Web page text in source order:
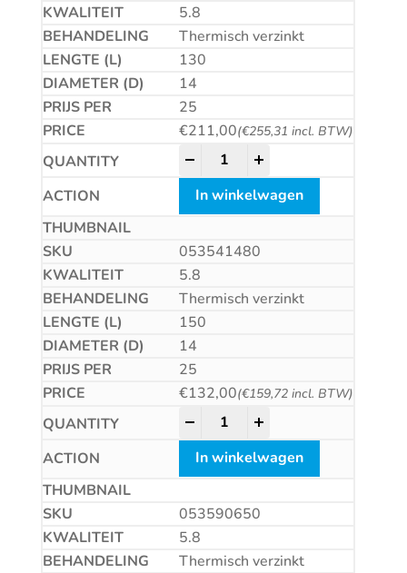
5.8
Thermisch verzinkt
130
14
25
€211,00(€255,31 incl. BTW)
Betonschroef CS quantity
In winkelwagen
053541480
5.8
Thermisch verzinkt
150
14
25
€132,00(€159,72incl. BTW)
Betonschroef CS quantity
In winkelwagen
053590650
5.8
Thermisch verzinkt